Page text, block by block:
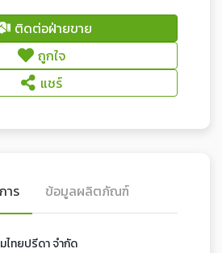
ติดต่อฝ่ายขาย
ถูกใจ
แชร์
าร ข้อมูลผลิตภัณฑ์
ทยปรีดา จำกัด